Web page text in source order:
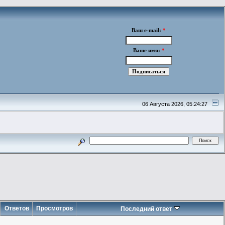
Ваш e-mail: *
Ваше имя: *
06 Августа 2026, 05:24:27
Ответов Просмотров Последний ответ